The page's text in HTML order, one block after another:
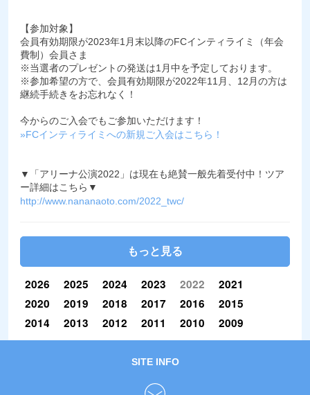
【参加対象】
会員有効期限が2023年1月末以降のFCインティライミ（年会
費制）会員さま
※当選者のプレゼントの発送は1月中を予定しております。
※参加希望の方で、会員有効期限が2022年11月、12月の方は
継続手続きをお忘れなく！
今からのご入会でもご参加いただけます！
»FCインティライミへの新規ご入会はこちら！
▼「アリーナ公演2022」は現在も絶賛一般先着受付中！ツア
ー詳細はこちら▼
http://www.nananaoto.com/2022_twc/
もっと見る
2026 2025 2024 2023 2022
2021
2020
2019 2018 2017 2016
2015
2014
2013 2012 2011 2010 2009
SITE INFO